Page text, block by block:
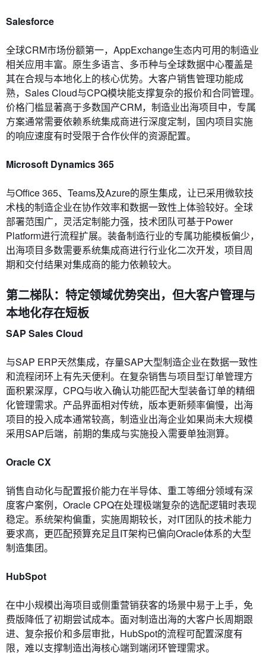
Salesforce
全球CRM市场份额第一，AppExchange生态内可用的制造业
相关应用丰富。原生多语言、多币种与全球数据中心覆盖是
其在合规与本地化上的核心优势。大客户销售管理功能成
熟，Sales Cloud与CPQ模块能支撑复杂的报价和合同管理。
价格门槛显著高于多数国产CRM，制造业出海项目中，专属
方案通常需要依赖系统集成商进行深度定制，国内项目实施
的响应速度有时受限于合作伙伴的资源配置。
Microsoft Dynamics 365
与Office 365、Teams及Azure的原生集成，让已采用微软技
术栈的制造企业在协作效率和数据一致性上体验较好。全球
部署范围广，灵活定制能力强，技术团队可基于Power
Platform进行流程扩展。装备制造行业的专属功能模板偏少，
出海项目多数需要系统集成商进行行业化二次开发，项目周
期和交付结果对集成商的能力依赖较大。
第二梯队：特定领域优势突出，但大客户管理与
本地化存在短板
SAP Sales Cloud
与SAP ERP天然集成，存量SAP大型制造企业在数据一致性
和流程闭环上有先天便利。在复杂销售与项目型订单管理方
面积累深厚，CPQ与收入确认功能匹配大型装备订单的精细
化管理需求。产品界面相对传统，版本更新频率偏慢，出海
项目的投入成本通常较高，制造业出海企业如果尚未大规模
采用SAP后端，前期的集成与实施投入需要单独测算。
Oracle CX
销售自动化与配置报价能力在半导体、重工等细分领域有深
度客户案例，Oracle CPQ在处理极端复杂的选配逻辑时表现
稳定。系统架构偏重，实施周期较长，对IT团队的技术能力
要求高，更匹配预算充足且IT架构已偏向Oracle体系的大型
制造集团。
HubSpot
在中小规模出海项目或侧重营销获客的场景中易于上手，免
费版降低了初期尝试成本。面对制造出海的大客户长周期跟
进、复杂报价和多层审批，HubSpot的流程可配置深度有
限，难以支撑制造出海核心端到端闭环管理需求。